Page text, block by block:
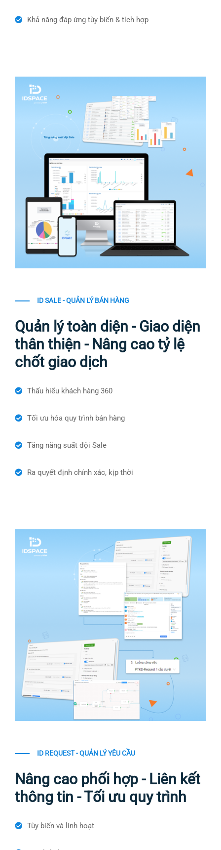
Khả năng đáp ứng tùy biến & tích hợp
ID SALE - QUẢN LÝ BÁN HÀNG
Quản lý toàn diện - Giao diện
thân thiện - Nâng cao tỷ lệ
chốt giao dịch
Thấu hiểu khách hàng 360
Tối ưu hóa quy trình bán hàng
Tăng năng suất đội Sale
Ra quyết định chính xác, kịp thời
ID REQUEST - QUẢN LÝ YÊU CẦU
Nâng cao phối hợp - Liên kết
thông tin - Tối ưu quy trình
Tùy biến và linh hoạt